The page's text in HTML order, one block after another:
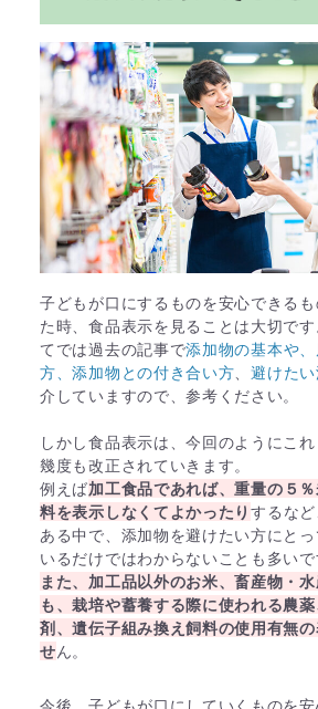
子どもが口にするものを安心できる
た時、食品表示を見ることは大切で
てでは過去の記事で添加物の基本や
方、添加物との付き合い方 、避けた
介していますので、参考ください。
しかし食品表示は、今回のようにこ
幾度も改正されていきます。
例えば加工食品であれば、重量の５
料を表示しなくてよかったりするな
ある中で、添加物を避けたい方にと
いるだけではわからないことも多いで
また、加工品以外のお米、畜産物・
も、栽培や蓄養する際に使われる農
剤、遺伝子組み換え飼料の使用有無
せん。